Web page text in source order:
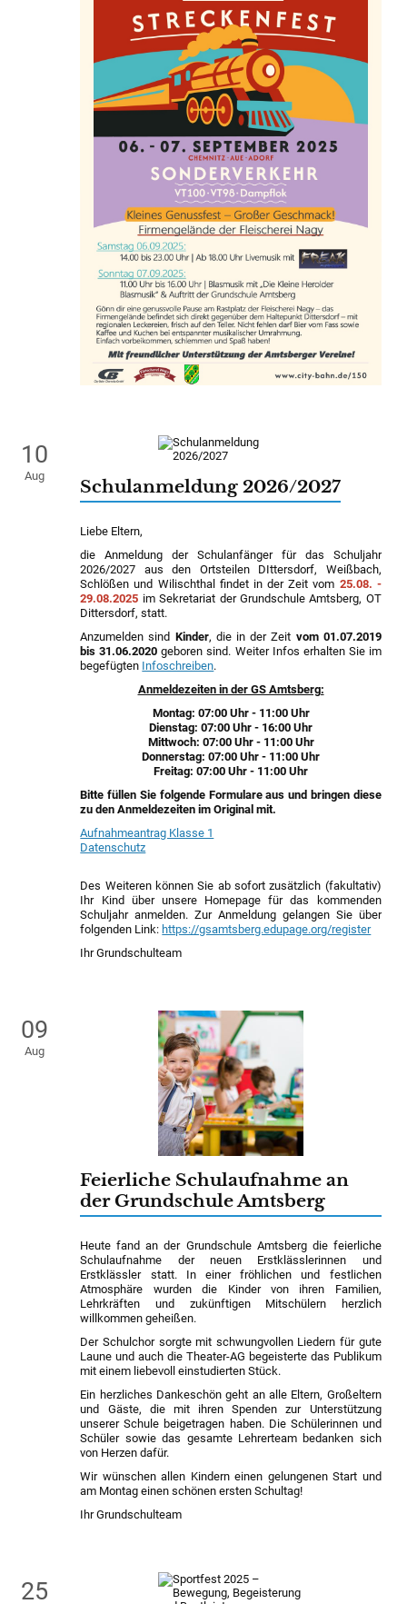
10
Aug
Schulanmeldung 2026/2027
Liebe Eltern,
die Anmeldung der Schulanfänger für das Schuljahr
2026/2027 aus den Ortsteilen DIttersdorf, Weißbach,
Schlößen und Wilischthal findet in der Zeit vom 25.08. -
29.08.2025 im Sekretariat der Grundschule Amtsberg, OT
Dittersdorf, statt.
Anzumelden sind Kinder, die in der Zeit vom 01.07.2019
bis 31.06.2020 geboren sind. Weiter Infos erhalten Sie im
begefügten Infoschreiben.
Anmeldezeiten in der GS Amtsberg:
Montag: 07:00 Uhr - 11:00 Uhr
Dienstag: 07:00 Uhr - 16:00 Uhr
Mittwoch: 07:00 Uhr - 11:00 Uhr
Donnerstag: 07:00 Uhr - 11:00 Uhr
Freitag: 07:00 Uhr - 11:00 Uhr
Bitte füllen Sie folgende Formulare aus und bringen diese
zu den Anmeldezeiten im Original mit.
Aufnahmeantrag Klasse 1
Datenschutz
Des Weiteren können Sie ab sofort zusätzlich (fakultativ)
Ihr Kind über unsere Homepage für das kommenden
Schuljahr anmelden. Zur Anmeldung gelangen Sie über
folgenden Link:https://gsamtsberg.edupage.org/register
Ihr Grundschulteam
09
Aug
Feierliche Schulaufnahme an
der Grundschule Amtsberg
Heute fand an der Grundschule Amtsberg die feierliche
Schulaufnahme der neuen Erstklässlerinnen und
Erstklässler statt. In einer fröhlichen und festlichen
Atmosphäre wurden die Kinder von ihren Familien,
Lehrkräften und zukünftigen Mitschülern herzlich
willkommen geheißen.
Der Schulchor sorgte mit schwungvollen Liedern für gute
Laune und auch die Theater-AG begeisterte das Publikum
mit einem liebevoll einstudierten Stück.
Ein herzliches Dankeschön geht an alle Eltern, Großeltern
und Gäste, die mit ihren Spenden zur Unterstützung
unserer Schule beigetragen haben. Die Schülerinnen und
Schüler sowie das gesamte Lehrerteam bedanken sich
von Herzen dafür.
Wir wünschen allen Kindern einen gelungenen Start und
am Montag einen schönen ersten Schultag!
Ihr Grundschulteam
25